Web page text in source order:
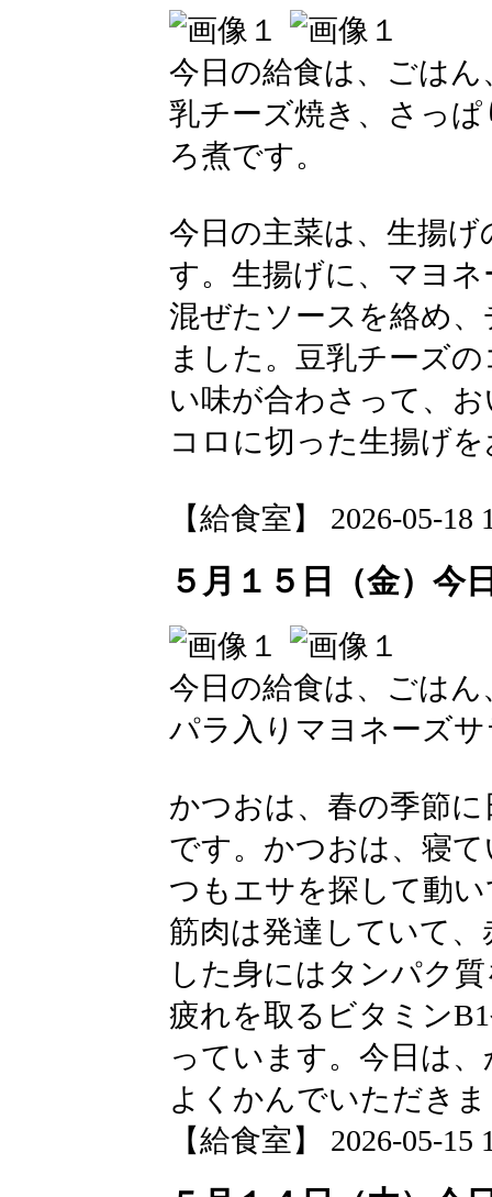
今日の給食は、ごは
乳チーズ焼き、さっ
ろ煮です。
今日の主菜は、生揚
す。生揚げに、マヨ
混ぜたソースを絡め
ました。豆乳チーズ
い味が合わさって、
コロに切った生揚げ
【給食室】 2026-05-18
５月１５日（金）今
今日の給食は、ごは
パラ入りマヨネーズ
かつおは、春の季節
です。かつおは、寝
つもエサを探して動
筋肉は発達していて
した身にはタンパク
疲れを取るビタミン
っています。今日は
よくかんでいただき
【給食室】 2026-05-15